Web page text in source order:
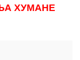
ХУМАНЕ